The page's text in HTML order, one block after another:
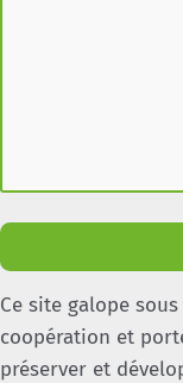
Ce site galope sous
coopération et
préserver et